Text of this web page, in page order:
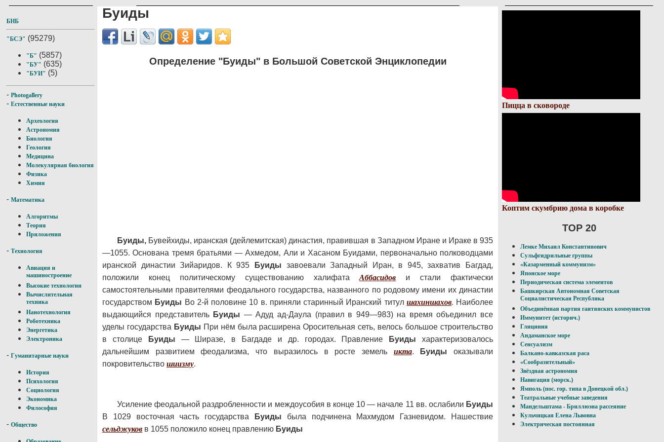
БНБ
"БСЭ" (95279)
"Б" (5857)
"БУ" (635)
"БУИ" (5)
- Photogallery
- Естественные науки
Археология
Астрономия
Биология
Геология
Медицина
Молекулярная биология
Физика
Химия
- Математика
Алгоритмы
Теория
Приложения
- Технология
Авиация и
машиностроение
Высокие технологии
Вычислительная
техника
Нанотехнология
Роботехника
Энергетика
Электроника
- Гуманитарные науки
История
Психология
Социология
Экономика
Философия
- Общество
Буиды
Определение "Буиды" в Большой Советской Энциклопедии
Буиды, Бувейхиды, иранская (дейлемитская) династия, правившая в Западном Иране и Ираке в 935
—1055. Основана тремя братьями — Ахмедом, Али и Хасаном Буидами, первоначально полководцами
иранской династии Зийаридов. К 935
Буиды завоевали Западный Иран, в 945, захватив Багдад,
положили конец политическому существованию халифатаАббасидов и стали фактически
самостоятельными правителями феодального государства, названного по родовому имени их династии
государством Буиды Во 2-й половине 10 в. приняли старинный Иранский титул шахиншахов. Наиболее
выдающийся представитель Буиды — Адуд ад-Даула (правил в 949—983) на время объединил все
уделы государства Буиды При нём была расширена Оросительная сеть, велось большое строительство
в столице
Буиды — Ширазе, в Багдаде и др. городах. Правление Буиды характеризовалось
дальнейшим развитием феодализма, что выразилось в росте земель икта. Буиды оказывали
покровительство шиизму.
Усиление феодальной раздробленности и междоусобия в конце 10 — начале 11 вв. ослабили Буиды
В 1029 восточная часть государства
Буиды была подчинена Махмудом Газневидом. Нашествие
сельджуков в 1055 положило конец правлению Буиды
Пицца в сковороде
Коптим скумбрию дома в коробке
TOP 20
Лемке Михаил Константинович
Сульфгидрильные группы
«Казарменный коммунизм»
Японское море
Периодическая система элементов
Башкирская Автономная Советская
Социалистическая Республика
Объединённая партия гаитянских коммунистов
Иммунитет (историч.)
Глициния
Андаманское море
Сенсуализм
Балкано-кавказская раса
«Сообразительный»
Звёздная астрономия
Навигация (морск.)
Ямполь (пос. гор. типа в Донецкой обл.)
Театральные учебные заведения
Мандельштама - Бриллюэна рассеяние
Кульчицкая Елена Львовна
Электрическая постоянная